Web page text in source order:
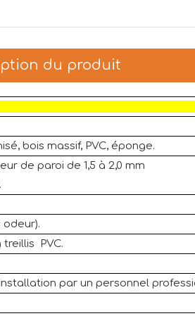
du produit
bois massif, PVC, éponge.
de paroi de 1,5 à 2,0 mm
odeur).
PVC.
par un personnel